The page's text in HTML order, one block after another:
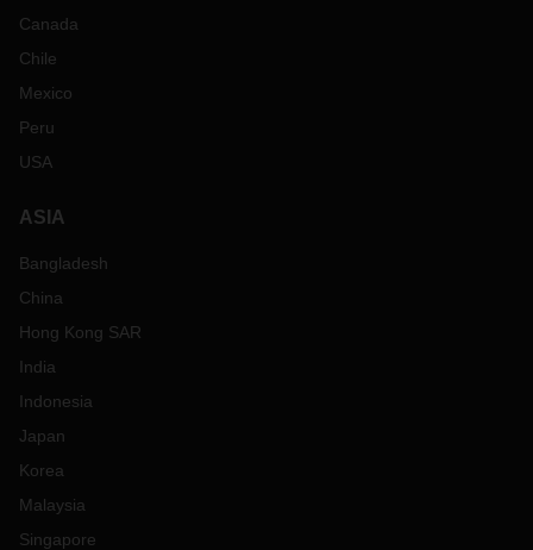
Canada
Chile
Mexico
Peru
USA
ASIA
Bangladesh
China
Hong Kong SAR
India
Indonesia
Japan
Korea
Malaysia
Singapore